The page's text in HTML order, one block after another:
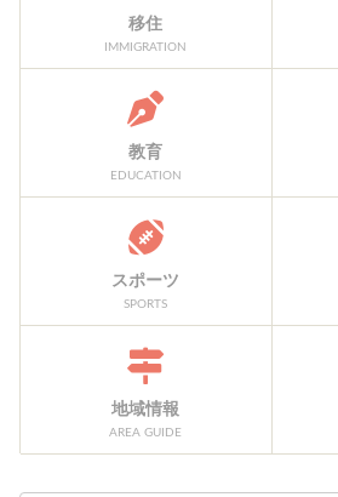
移住
IMMIGRATION
教育
EDUCATION
スポーツ
SPORTS
地域情報
AREA GUIDE